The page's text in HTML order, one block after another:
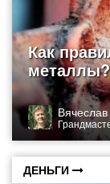
Как
металлы?
ДЕНЬГИ